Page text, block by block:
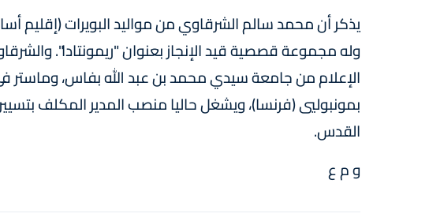
وله مجموعة قصصية قيد الإنجاز بعنوان "ريمونتادا".
بمونبوليي (فرنسا)، ويشغل حاليا منصب المدير المكلف
القدس.
و م ع